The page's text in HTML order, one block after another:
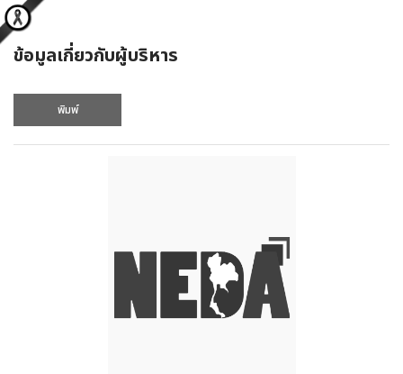
ข้อมูลเกี่ยวกับผู้บริหาร
พิมพ์